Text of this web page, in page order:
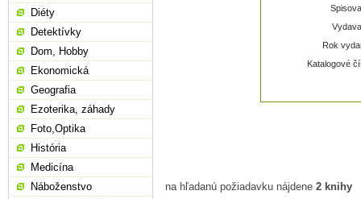
Rok
Katalogové
na hľadanú požiadavku nájdene 2 knihy
Diéty
Detektívky
Dom, Hobby
Ekonomická
Geografia
Ezoterika, záhady
Foto,Optika
História
Medicína
Náboženstvo